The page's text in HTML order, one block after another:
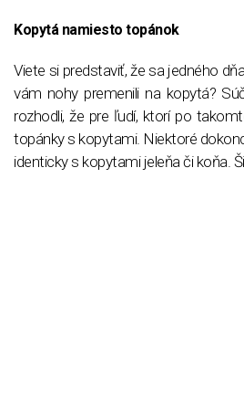
Kopytá namiesto topánok
Viete si predstaviť, že sa jedného
vám nohy premenili na kopytá?
rozhodli, že pre ľudí, ktorí po
topánky s kopytami. Niektoré
identicky s kopytami jeleňa či koňa.